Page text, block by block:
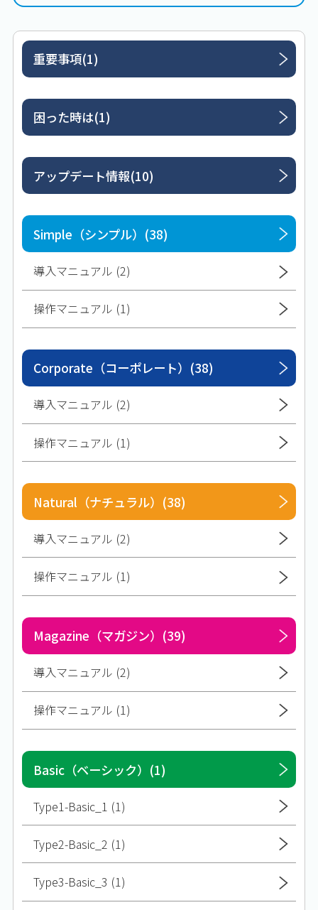
重要事項(1)
困った時は(1)
アップデート情報(10)
Simple（シンプル）(38)
導入マニュアル (2)
操作マニュアル (1)
Corporate（コーポレート）(38)
導入マニュアル (2)
操作マニュアル (1)
Natural（ナチュラル）(38)
導入マニュアル (2)
操作マニュアル (1)
Magazine（マガジン）(39)
導入マニュアル (2)
操作マニュアル (1)
Basic（ベーシック）(1)
Type1-Basic_1 (1)
Type2-Basic_2 (1)
Type3-Basic_3 (1)